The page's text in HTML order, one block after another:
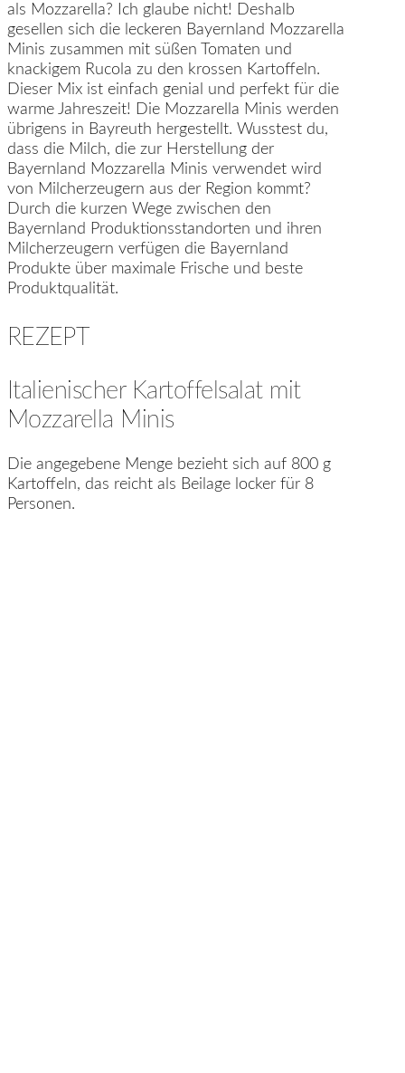
als Mozzarella? Ich glaube nicht! Deshalb
gesellen sich die leckeren Bayernland Mozzarella
Minis zusammen mit süßen Tomaten und
knackigem Rucola zu den krossen Kartoffeln.
Dieser Mix ist einfach genial und perfekt für die
warme Jahreszeit! Die Mozzarella Minis werden
übrigens in Bayreuth hergestellt. Wusstest du,
dass die Milch, die zur Herstellung der
Bayernland Mozzarella Minis verwendet wird
von Milcherzeugern aus der Region kommt?
Durch die kurzen Wege zwischen den
Bayernland Produktionsstandorten und ihren
Milcherzeugern verfügen die Bayernland
Produkte über maximale Frische und beste
Produktqualität.
REZEPT
Italienischer Kartoffelsalat mit
Mozzarella Minis
Die angegebene Menge bezieht sich auf 800 g
Kartoffeln, das reicht als Beilage locker für 8
Personen.